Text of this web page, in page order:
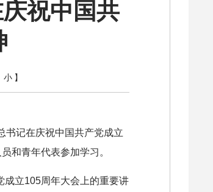
祝中国共
小 】
书记在庆祝中国共产党成立
和青年代表参加学习。
成立105周年大会上的重要讲